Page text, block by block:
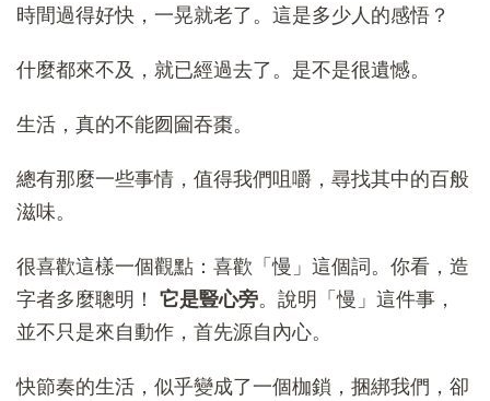
時間過得好快，一晃就老了。這是多少人的感悟？
什麼都來不及，就已經過去了。是不是很遺憾。
生活，真的不能囫圇吞棗。
總有那麼一些事情，值得我們咀嚼，尋找其中的百般
滋味。
很喜歡這樣一個觀點：喜歡「慢」這個詞。你看，造
字者多麼聰明！ 它是豎心旁。說明「慢」這件事，
並不只是來自動作，首先源自內心。
快節奏的生活，似乎變成了一個枷鎖，捆綁我們，卻